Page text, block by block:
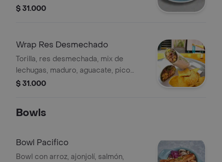
aguacate, queso mozzarella, cebolla
$ 31.000
Wrap Res Desmechado
Torilla, res desmechada, mix de
lechugas, maduro, aguacate, pico
gallo, aceite de oliva, ajonjolí, y
$ 31.000
Bowls
Bowl Pacifico
Bowl con arroz, ajonjolí, salmón,